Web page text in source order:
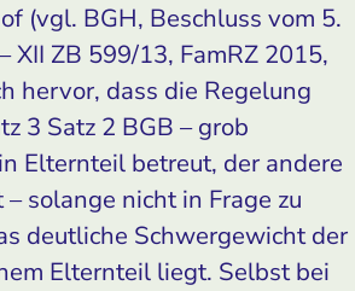
(vgl. BGH, Beschluss vom 5.
XII ZB 599/13, FamRZ 2015,
hervor, dass die Regelung
3 Satz 2 BGB – grob
Elternteil betreut, der andere
solange nicht in Frage zu
deutliche Schwergewicht der
Elternteil liegt. Selbst bei